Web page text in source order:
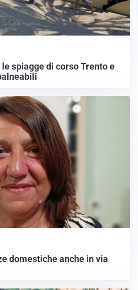
spiagge di corso Trento e
domestiche anche in via